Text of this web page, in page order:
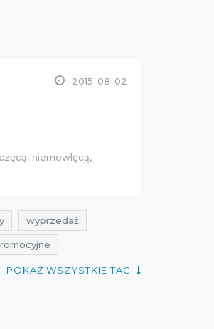
2015-08-02
, niemowlęcą,
wyprzedaż
zniżki 2015
POKAŻ WSZYSTKIE TAGI